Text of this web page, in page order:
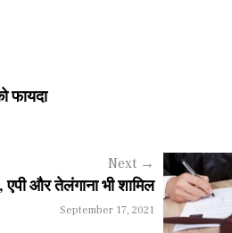
फायदा
Next →
एपी और तेलंगाना भी शामिल
September 17, 2021